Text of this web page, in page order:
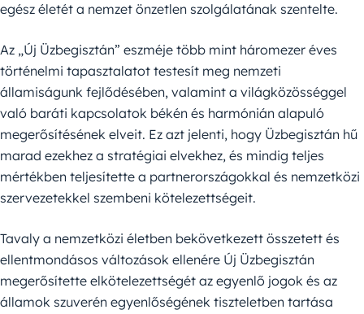
egész életét a nemzet önzetlen szolgálatának szentelte.
Az „Új Üzbegisztán” eszméje több mint háromezer éves
történelmi tapasztalatot testesít meg nemzeti
államiságunk fejlődésében, valamint a világközösséggel
való baráti kapcsolatok békén és harmónián alapuló
megerősítésének elveit. Ez azt jelenti, hogy Üzbegisztán hű
marad ezekhez a stratégiai elvekhez, és mindig teljes
mértékben teljesítette a partnerországokkal és nemzetközi
szervezetekkel szembeni kötelezettségeit.
Tavaly a nemzetközi életben bekövetkezett összetett és
ellentmondásos változások ellenére Új Üzbegisztán
megerősítette elkötelezettségét az egyenlő jogok és az
államok szuverén egyenlőségének tiszteletben tartása